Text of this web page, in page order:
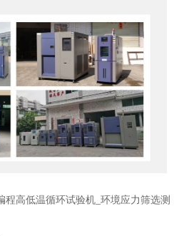
程高低温循环试验机_环境应力筛选测